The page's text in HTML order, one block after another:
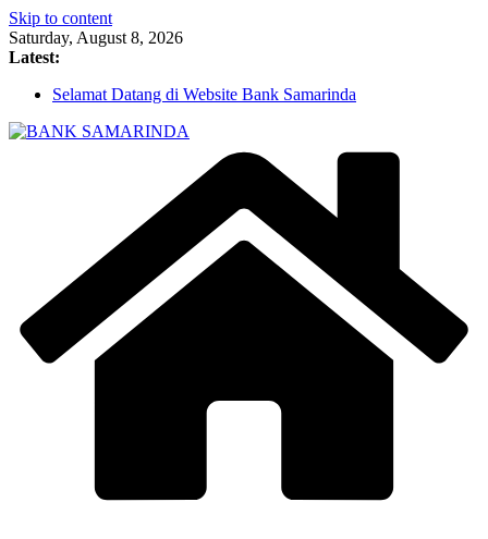
Skip to content
Saturday, August 8, 2026
Latest:
Selamat Datang di Website Bank Samarinda